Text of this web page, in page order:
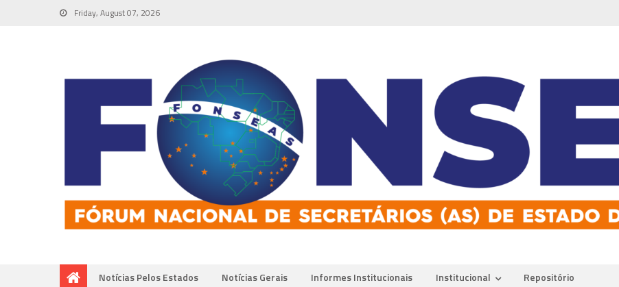
Friday, August 07, 2026
Notícias Pelos Estados Notí­cias Gerais Informes Institucionais Institucional Repositório